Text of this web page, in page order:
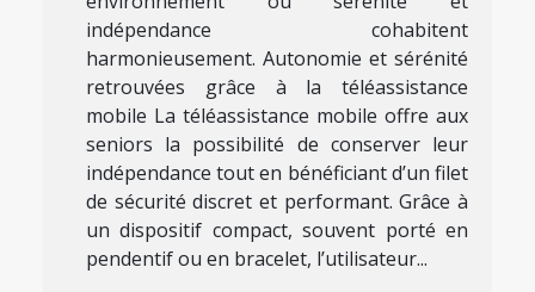
indépendance cohabitent
harmonieusement. Autonomie et sérénité
retrouvées grâce à la téléassistance
mobile La téléassistance mobile offre aux
seniors la possibilité de conserver leur
indépendance tout en bénéficiant d’un filet
de sécurité discret et performant. Grâce à
un dispositif compact, souvent porté en
pendentif ou en bracelet, l’utilisateur...